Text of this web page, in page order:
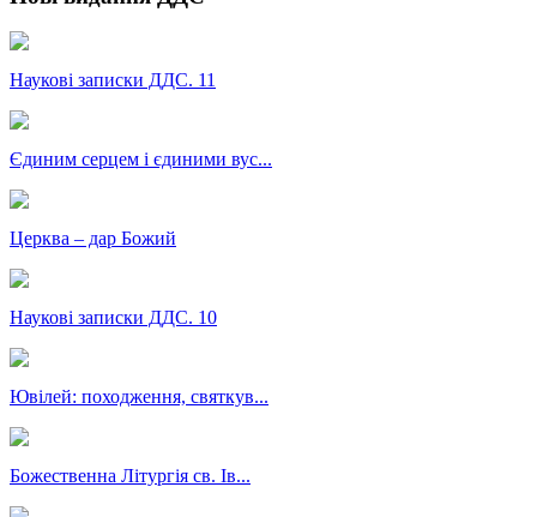
Наукові записки ДДС. 11
Єдиним серцем і єдиними вус...
Церква – дар Божий
Наукові записки ДДС. 10
Ювілей: походження, святкув...
Божественна Літургія св. Ів...